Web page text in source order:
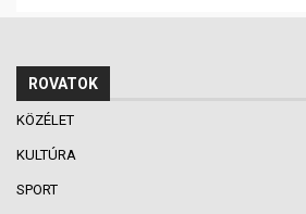
ROVATOK
KÖZÉLET
KULTÚRA
SPORT